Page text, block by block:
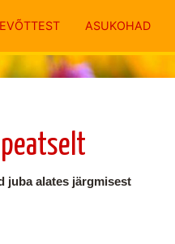
ASUKOHAD
juba alates järgmisest